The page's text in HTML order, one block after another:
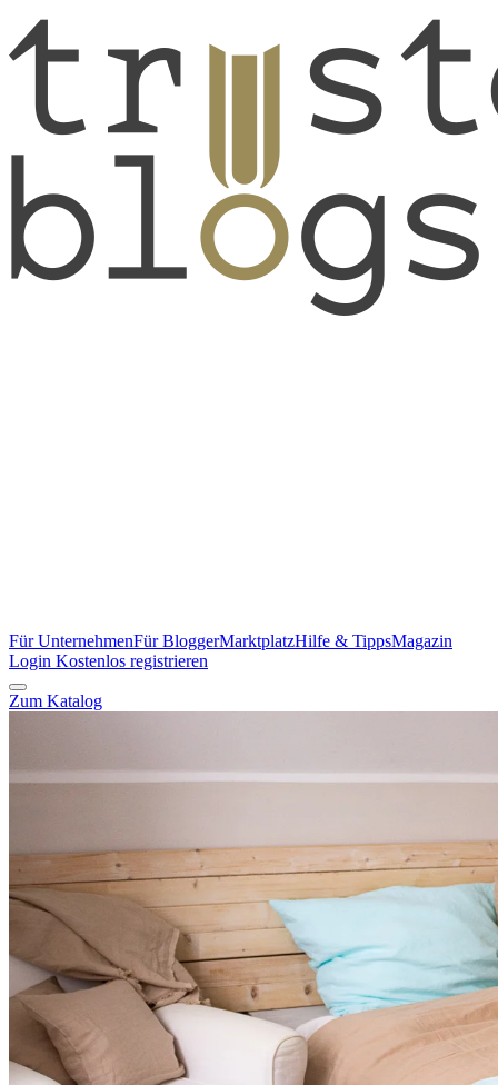
Für UnternehmenFür BloggerMarktplatzHilfe & TippsMagazin
Login Kostenlos registrieren
Zum Katalog